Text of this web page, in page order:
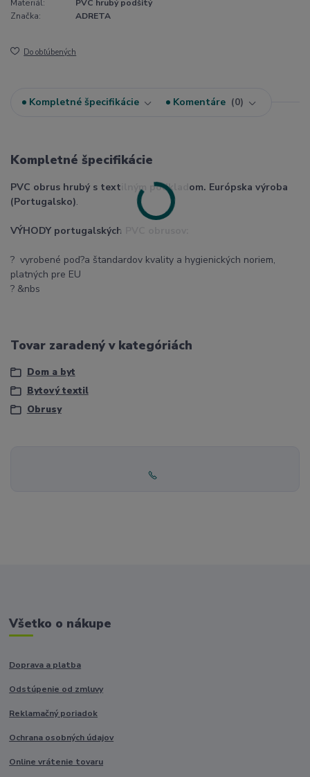
Materiál:
PVC hrubý podšitý
Značka:
ADRETA
Do obľúbených
Kompletné špecifikácie Komentáre 0
Kompletné špecifikácie
PVC obrus hrubý s textilným podkladom. Európska výroba
(Portugalsko).
VÝHODY portugalských PVC obrusov:
? vyrobené pod?a štandardov kvality a hygienických noriem,
platných pre EU
? &nbs
Tovar zaradený v kategóriách
Dom a byt
Bytový textil
Obrusy
Všetko o nákupe
Doprava a platba
Odstúpenie od zmluvy
Reklamačný poriadok
Ochrana osobných údajov
Online vrátenie tovaru